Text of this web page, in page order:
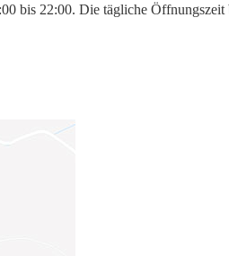
bis 22:00. Die tägliche